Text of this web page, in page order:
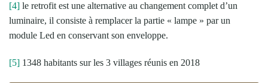
[4] le retrofit est une alternative au changement complet d’un
luminaire, il consiste à remplacer la partie « lampe » par un
module Led en conservant son enveloppe.
[5] 1348 habitants sur les 3 villages réunis en 2018